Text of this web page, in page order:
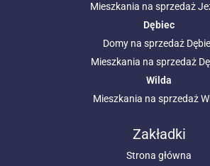
Mieszkania na sprzedaż
Dębiec
Domy na sprzedaż
Mieszkania na sprzedaż
Wilda
Mieszkania na sprzedaż
Zakładki
Strona główna